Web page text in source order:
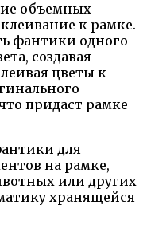
объемных
к рамке.
фантики одного
создавая
цветы к
придаст рамке
для
на рамке,
или других
хранящейся